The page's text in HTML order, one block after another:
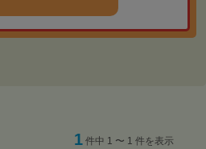
1 件中 1 〜 1 件を表示